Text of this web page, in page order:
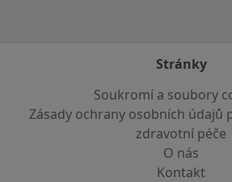
Stránky
Soukromí a soubory
Zásady ochrany osobních údajů
zdravotní péče
O nás
Kontakt